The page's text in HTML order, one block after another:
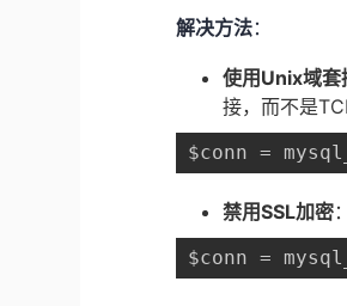
解决方法：
使用Unix域套
接，而不是
$conn =
禁用SSL加密
$conn =